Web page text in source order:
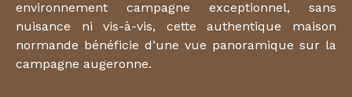
environnement campagne exceptionnel, sans
nuisance ni vis-à-vis, cette authentique maison
normande bénéficie d’une vue panoramique sur la
campagne augeronne.